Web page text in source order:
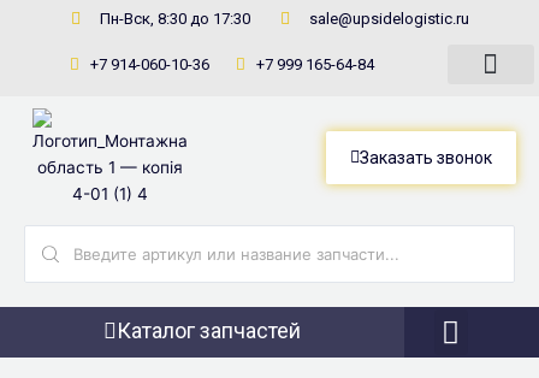
содержимому
Пн-Вск, 8:30 до 17:30 sale@upsidelogistic.ru
+7 914-060-10-36 +7 999 165-64-84
Заказать звонок
Каталог запчастей